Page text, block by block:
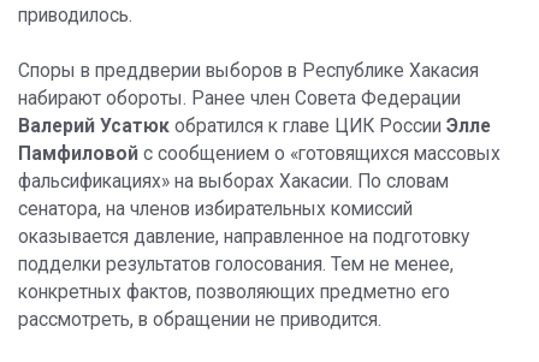
приводилось.
Споры в преддверии выборов в Республике Хакасия
набирают обороты. Ранее член Совета Федерации
Валерий Усатюк обратился к главе ЦИК России Элле
Памфиловой с сообщением о «готовящихся массовых
фальсификациях» на выборах Хакасии. По словам
сенатора, на членов избирательных комиссий
оказывается давление, направленное на подготовку
подделки результатов голосования. Тем не менее,
конкретных фактов, позволяющих предметно его
рассмотреть, в обращении не приводится.